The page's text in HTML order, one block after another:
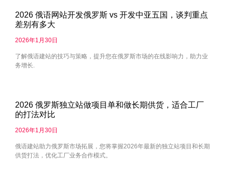
2026 俄语网站开发俄罗斯 vs 开发中亚五国，谈判重点
差别有多大
2026年1月30日
了解俄语建站的技巧与策略，提升您在俄罗斯市场的在线影响力，助力业
务增长.
2026 俄罗斯独立站做项目单和做长期供货，适合工厂
的打法对比
2026年1月30日
俄语建站助力俄罗斯市场拓展，您将掌握2026年最新的独立站项目和长期
供货打法，优化工厂业务合作模式。